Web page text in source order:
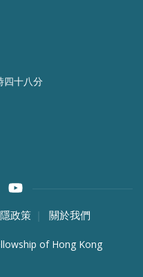
四十八分
政策 關於我們
of Hong Kong